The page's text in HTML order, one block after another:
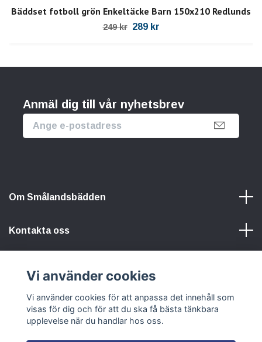
Bäddset fotboll grön Enkeltäcke Barn 150x210 Redlunds
249 kr 289 kr
Anmäl dig till vår nyhetsbrev
Om Smålandsbädden
Kontakta oss
Sociala medier
Vi använder cookies
Vi använder cookies för att anpassa det innehåll som
visas för dig och för att du ska få bästa tänkbara
upplevelse när du handlar hos oss.